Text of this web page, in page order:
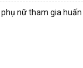
nữ tham gia huấn